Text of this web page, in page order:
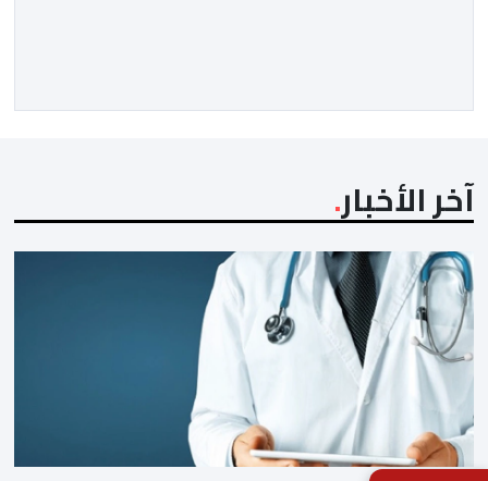
بن طوطو، ثم شخص اخر […]
آخر الأخبار